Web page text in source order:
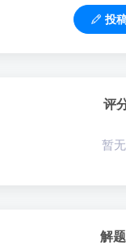
投
评
暂
解